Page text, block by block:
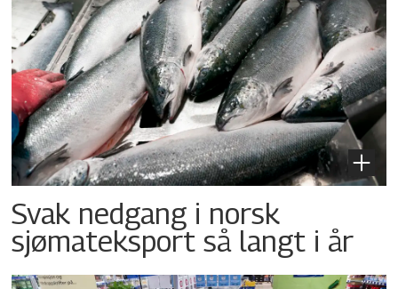
Svak nedgang i norsk
sjømateksport så langt i år